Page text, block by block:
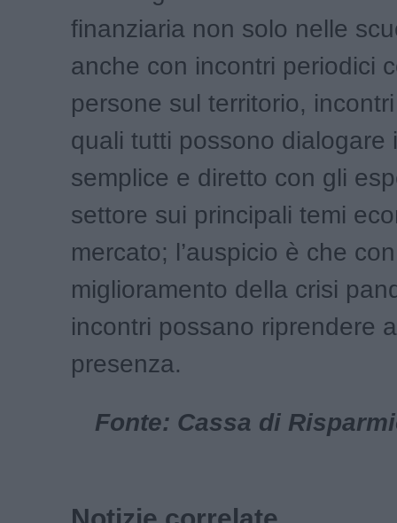
finanziaria non solo nelle
anche con incontri periodici
persone sul territorio,
quali tutti possono dialogare
semplice e diretto con gli
settore sui principali temi
mercato; l’auspicio è che
miglioramento della crisi
incontri possano riprendere
presenza.
Fonte: Cassa di